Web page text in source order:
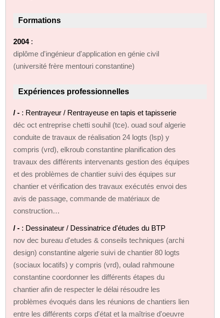
Formations
2004:
diplôme d'ingénieur d'application en génie civil
(université frère mentouri constantine)
Expériences professionnelles
/ - : Rentrayeur / Rentrayeuse en tapis et tapisserie
déc oct entreprise chetti souhil (tce). ouad souf algerie
conduite de travaux de réalisation 24 logts (lsp) y
compris (vrd), elkroub constantine planification des
travaux des différents intervenants gestion des équipes
et des problèmes de chantier suivi des équipes sur
chantier et vérification des travaux exécutés envoi des
avis de passage, commande de matériaux de
construction…
/ - : Dessinateur / Dessinatrice d'études du BTP
nov dec bureau d'etudes & conseils techniques (archi
design) constantine algerie suivi de chantier 80 logts
(sociaux locatifs) y compris (vrd), oulad rahmoune
constantine coordonner les différents étapes du
chantier afin de respecter le délai résoudre les
problèmes évoqués dans les réunions de chantiers lien
entre les différents corps d'état et la maîtrise d'oeuvre